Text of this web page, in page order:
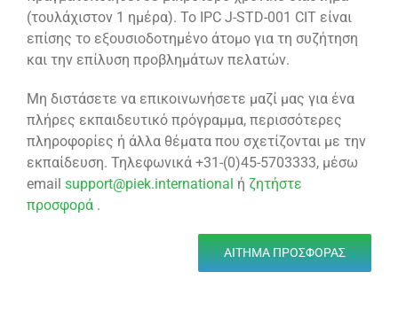
(τουλάχιστον 1 ημέρα). Το IPC J-STD-001 CIT είναι
επίσης το εξουσιοδοτημένο άτομο για τη συζήτηση
και την επίλυση προβλημάτων πελατών.
Μη διστάσετε να επικοινωνήσετε μαζί μας για ένα
πλήρες εκπαιδευτικό πρόγραμμα, περισσότερες
πληροφορίες ή άλλα θέματα που σχετίζονται με την
εκπαίδευση. Τηλεφωνικά +31-(0)45-5703333, μέσω
email support@piek.international ή ζητήστε
προσφορά.
ΑΊΤΗΜΑ ΠΡΟΣΦΟΡΆΣ